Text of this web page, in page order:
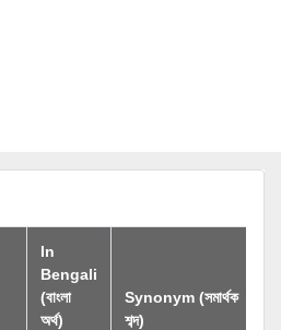
In
Bengali
(বাংলা
অর্থ)
Synonym (সমার্থক
শব্দ)